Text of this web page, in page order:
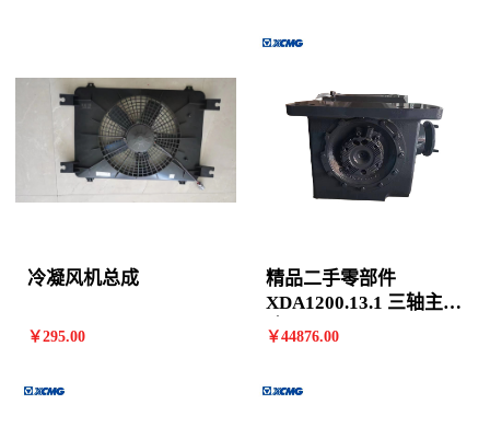
冷凝风机总成
￥295.00
精品二手零部件
XDA1200.13.1 三轴主减
速器*800358842
￥44876.00